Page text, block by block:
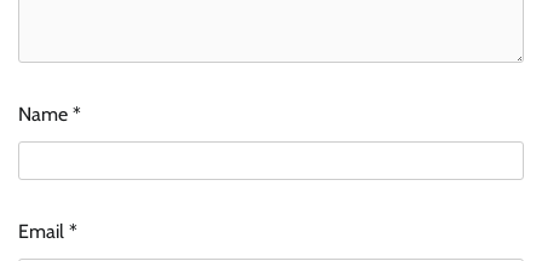
Name *
Email *